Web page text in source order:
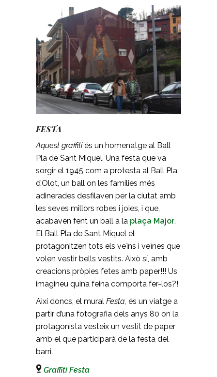
FESTA
Aquest graffitiés un homenatge al Ball
Pla de Sant Miquel. Una festa que va
sorgir el 1945 com a protesta al Ball Pla
d’Olot, un ball on les famílies més
adinerades desfilaven per la ciutat amb
les seves millors robes i joies, i que,
acabaven fent un ball a la plaça Major.
El Ball Pla de Sant Miquel el
protagonitzen tots els veïns i veïnes que
volen vestir bells vestits. Això sí, amb
creacions pròpies fetes amb paper!!! Us
imagineu quina feina comporta fer-los?!
Així doncs, el mural Festa, és un viatge a
partir d’una fotografia dels anys 80 on la
protagonista vesteix un vestit de paper
amb el que participarà de la festa del
barri.
Graffiti Festa